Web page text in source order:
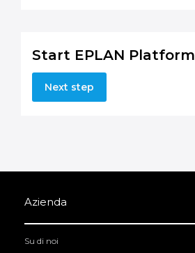
Start EPLAN Platform
Next step
Azienda
Su di noi